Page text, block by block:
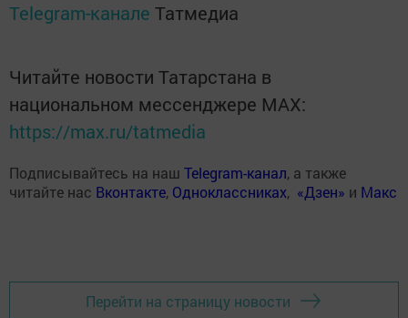
Telegram-канале Татмедиа
Читайте новости Татарстана в
национальном мессенджере MАХ:
https://max.ru/tatmedia
Подписывайтесь на наш Telegram-канал, а также
читайте нас Вконтакте, Одноклассниках, «Дзен» и Макс
Перейти на страницу новости